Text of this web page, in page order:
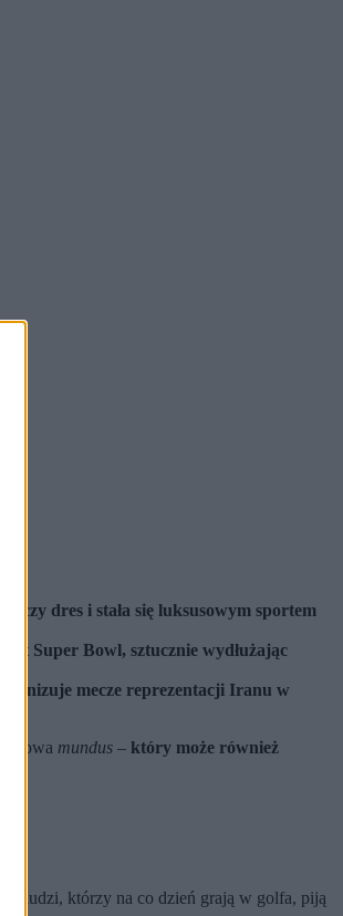
dres i stała się luksusowym sportem
Super Bowl, sztucznie wydłużając
mecze reprezentacji Iranu w
słowa mundus – który może również
ludzi, którzy na co dzień grają w golfa, piją